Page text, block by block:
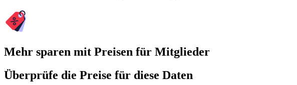
Mehr sparen mit Preisen für Mitglieder
Überprüfe die Preise für diese Daten